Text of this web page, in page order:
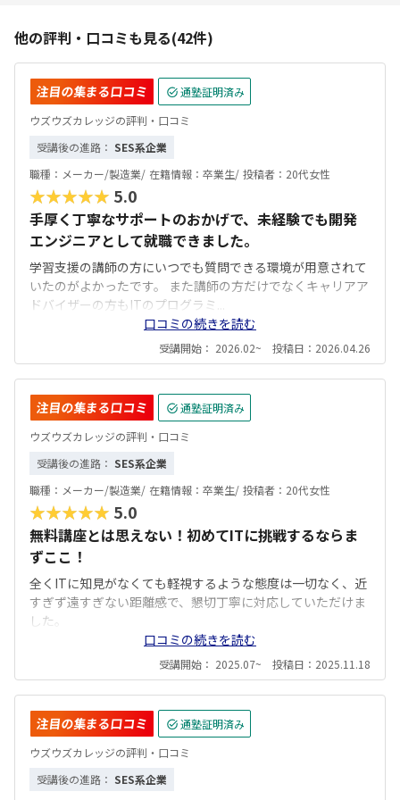
他の評判・口コミも見る(42件)
注目の集まる口コミ
通塾証明済み
ウズウズカレッジの評判・口コミ
受講後の進路： SES系企業
職種： メーカー/製造業/ 在籍情報： 卒業生/ 投稿者： 20代女性
★★★★★ 5.0
手厚く丁寧なサポートのおかげで、未経験でも開発
エンジニアとして就職できました。
学習支援の講師の方にいつでも質問できる環境が用意されて
いたのがよかったです。 また講師の方だけでなくキャリアア
ドバイザーの方もITのプログラミ...
口コミの続きを読む
受講開始： 2026.02~ 投稿日：2026.04.26
注目の集まる口コミ
通塾証明済み
ウズウズカレッジの評判・口コミ
受講後の進路： SES系企業
職種： メーカー/製造業/ 在籍情報： 卒業生/ 投稿者： 20代女性
★★★★★ 5.0
無料講座とは思えない！初めてITに挑戦するならま
ずここ！
全くITに知見がなくても軽視するような態度は一切なく、近
すぎず遠すぎない距離感で、懇切丁寧に対応していただけま
した。
口コミの続きを読む
受講開始： 2025.07~ 投稿日：2025.11.18
注目の集まる口コミ
通塾証明済み
ウズウズカレッジの評判・口コミ
受講後の進路： SES系企業